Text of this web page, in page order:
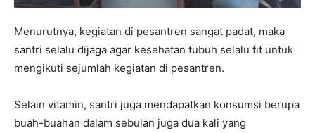
Menurutnya, kegiatan di pesantren sangat padat, maka
santri selalu dijaga agar kesehatan tubuh selalu fit untuk
mengikuti sejumlah kegiatan di pesantren.
Selain vitamin, santri juga mendapatkan konsumsi berupa
buah-buahan dalam sebulan juga dua kali yang